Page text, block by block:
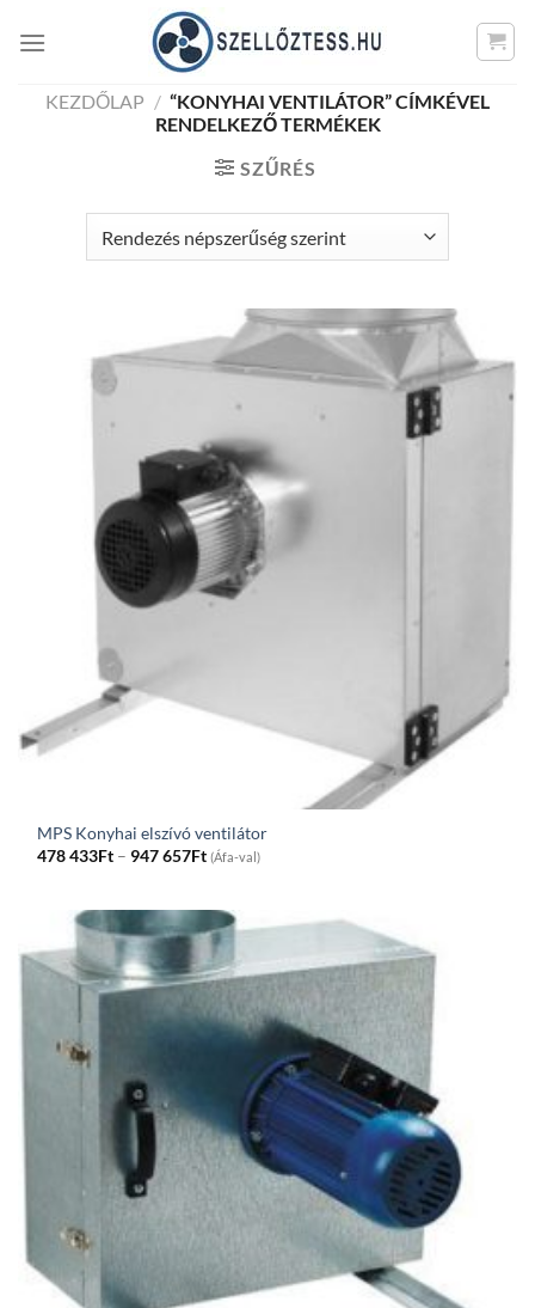
KEZDŐLAP / “KONYHAI VENTILÁTOR” CÍMKÉVEL
RENDELKEZŐ TERMÉKEK
SZŰRÉS
MPS Konyhai elszívó ventilátor
478 433Ft – 947 657FtPrice
range:
through
947
657Ft
(Áfa-val)